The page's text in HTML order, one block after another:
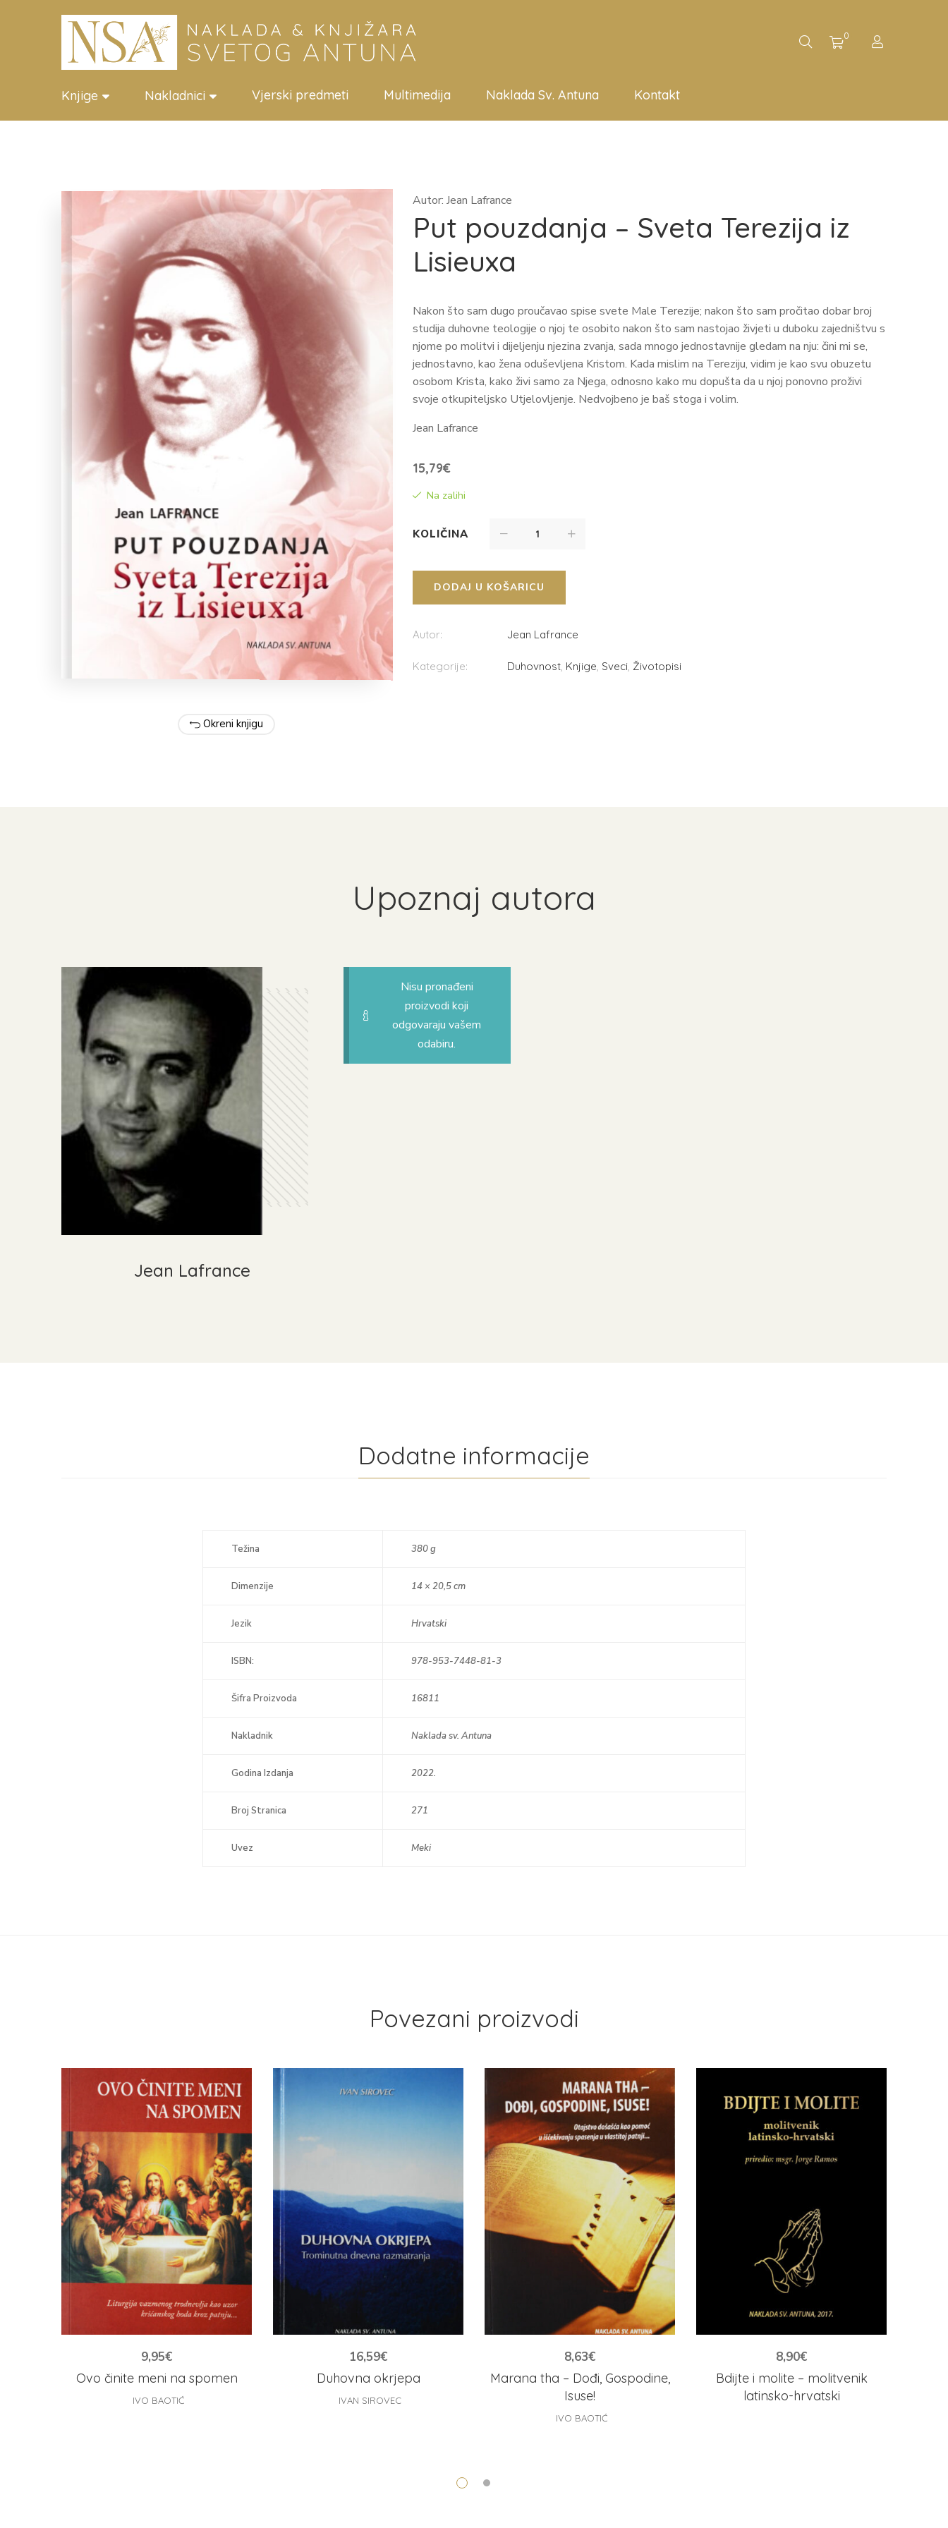
0
Knjige Nakladnici Vjerski predmeti Multimedija Naklada Sv. Antuna Kontakt
Okreni knjigu
Autor: Jean Lafrance
Put pouzdanja – Sveta Terezija iz
Lisieuxa
Nakon što sam dugo proučavao spise svete Male Terezije; nakon što sam pročitao dobar broj
studija duhovne teologije o njoj te osobito nakon što sam nastojao živjeti u duboku zajedništvu s
njome po molitvi i dijeljenju njezina zvanja, sada mnogo jednostavnije gledam na nju: čini mi se,
jednostavno, kao žena oduševljena Kristom. Kada mislim na Tereziju, vidim je kao svu obuzetu
osobom Krista, kako živi samo za Njega, odnosno kako mu dopušta da u njoj ponovno proživi
svoje otkupiteljsko Utjelovljenje. Nedvojbeno je baš stoga i volim.
Jean Lafrance
15,79€
Na zalihi
KOLIČINA
DODAJ U KOŠARICU
Autor: Jean Lafrance
Kategorije: Duhovnost, Knjige, Sveci, Životopisi
Upoznaj autora
Jean Lafrance
Nisu pronađeni
proizvodi koji
odgovaraju vašem
odabiru.
Dodatne informacije
Težina 380 g
Dimenzije 14 × 20,5 cm
Jezik Hrvatski
ISBN: 978-953-7448-81-3
Šifra Proizvoda 16811
Nakladnik Naklada sv. Antuna
Godina Izdanja 2022.
Broj Stranica 271
Uvez Meki
Povezani proizvodi
Ovo činite meni na spomen
9,95€
IVO BAOTIĆ
Duhovna okrjepa
16,59€
IVAN SIROVEC
Marana tha – Dođi, Gospodine,
Isuse!
8,63€
IVO BAOTIĆ
Bdijte i molite – molitvenik
latinsko-hrvatski
8,90€